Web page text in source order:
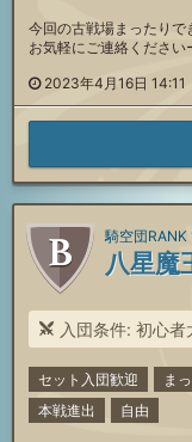
今回の古戦場まったりで
お気軽にご連絡ください
2023年4月16日 14:11
八星魔
騎空団RANK
入団条件: 初心者大
セット入団歓迎 ま
本戦進出
自由